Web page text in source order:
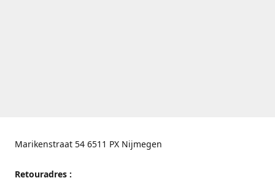
Marikenstraat 54 6511 PX Nijmegen
Retouradres :